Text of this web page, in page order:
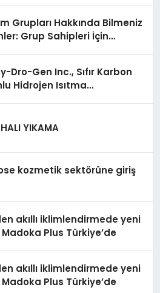
Grupları Hakkında Bilmeniz
Grup Sahipleri İçin
Dro-Gen Inc., Sıfır Karbon
Hidrojen Isıtma
YIKAMA
kozmetik sektörüne giriş
akıllı iklimlendirmede yeni
Plus Türkiye’de
akıllı iklimlendirmede yeni
Plus Türkiye’de